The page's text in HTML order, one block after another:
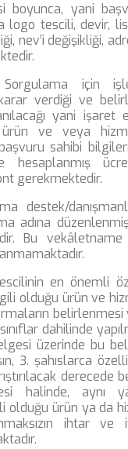
boyunca, yani
logo tescili, devir,
nev’i değişikliği,
için
verdiği ve
yani işaret
ve veya
sahibi
hesaplanmış
gerekmektedir.
destek/
adına
Bu
en önemli
olduğu ürün ve
dahilinde
üzerinde bu
3. şahıslarca
derecede
halinde, aynı
olduğu ürün ya da
ihtar ve